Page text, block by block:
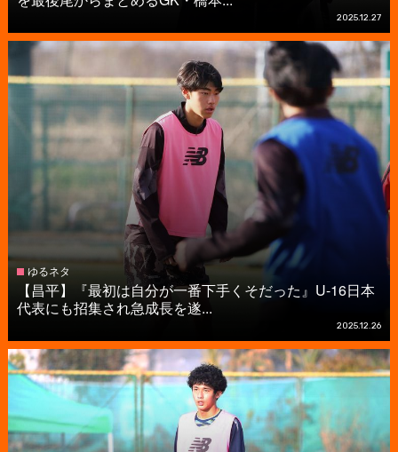
2025.12.27
ゆるネタ
【昌平】『最初は自分が一番下手くそだった』U-16日本
代表にも招集され急成長を遂...
2025.12.26